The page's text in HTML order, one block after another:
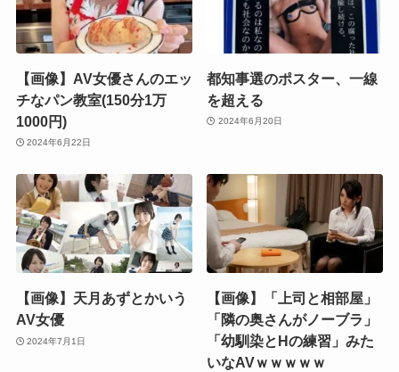
【画像】AV女優さんのエッ
チなパン教室(150分1万
1000円)
2024年6月22日
都知事選のポスター、一線
を超える
2024年6月20日
【画像】天月あずとかいう
AV女優
2024年7月1日
【画像】「上司と相部屋」
「隣の奥さんがノーブラ」
「幼馴染とHの練習」みた
いなAVｗｗｗｗｗ